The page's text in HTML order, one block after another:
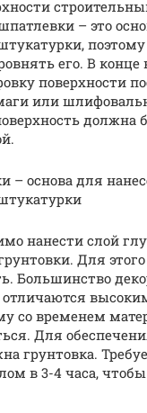
– это
его. В конце
поверхности
или
должна
– основа для
нанести слой
Для этого
Большинство
со временем
Для
грунтовка.
в 3-4 часа,